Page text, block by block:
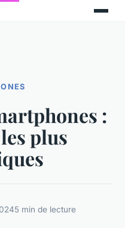
:
plus
5 min de lecture